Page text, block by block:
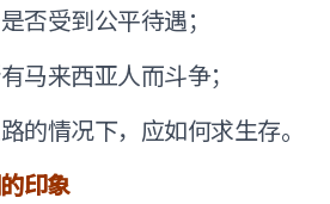
受到公平待遇；
来西亚人而斗争；
情况下，应如何求生存。
印象